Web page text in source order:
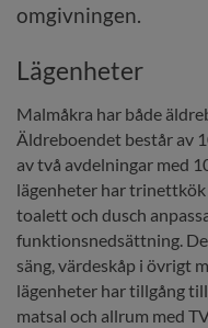
omgivningen.
Lägenheter
Malmåkra har både
Äldreboendet består av
av två avdelningar med
lägenheter har trinettkök
toalett och dusch
funktionsnedsättning.
säng, värdeskåp i övrigt
lägenheter har tillgång
matsal och allrum med